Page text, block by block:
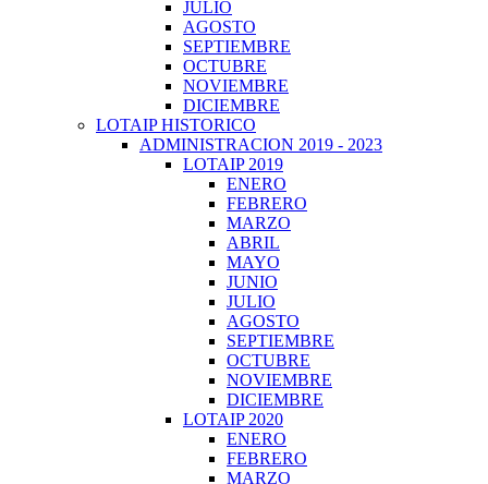
JULIO
AGOSTO
SEPTIEMBRE
OCTUBRE
NOVIEMBRE
DICIEMBRE
LOTAIP HISTORICO
ADMINISTRACION 2019 - 2023
LOTAIP 2019
ENERO
FEBRERO
MARZO
ABRIL
MAYO
JUNIO
JULIO
AGOSTO
SEPTIEMBRE
OCTUBRE
NOVIEMBRE
DICIEMBRE
LOTAIP 2020
ENERO
FEBRERO
MARZO